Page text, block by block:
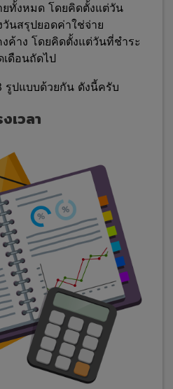
ทั้งหมด โดยคิดตั้งแต่วัน
นสรุปยอดค่าใช่จ่าย
ค้าง โดยคิดตั้งแต่วันที่ชำระ
ดือนถัดไป
รูปแบบด้วยกัน ดังนี้ครับ
เวลา